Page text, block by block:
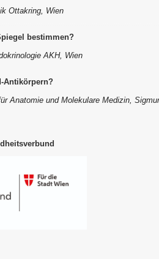
Ottakring, Wien
bestimmen?
AKH, Wien
Antikörpern?
Anatomie und Molekulare Medizin,